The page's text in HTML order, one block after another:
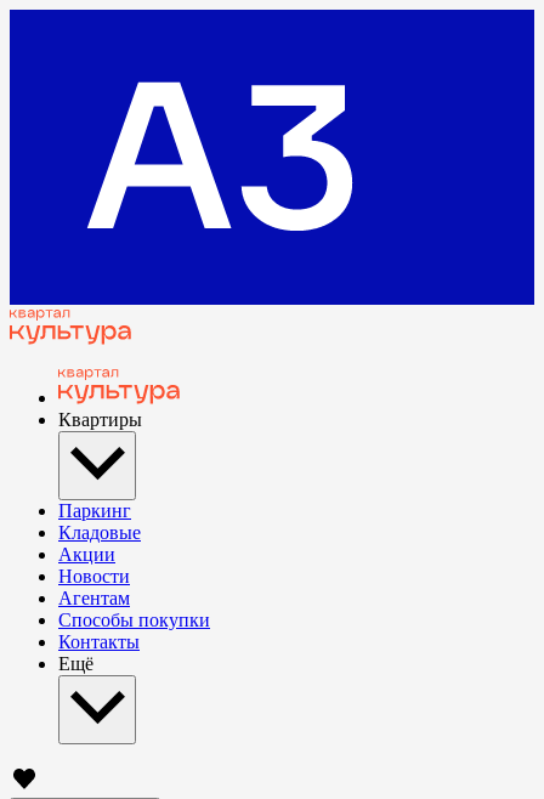
Квартиры
Паркинг
Кладовые
Акции
Новости
Агентам
Способы покупки
Контакты
Ещё